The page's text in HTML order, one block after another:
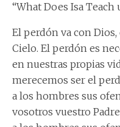
“What Does Isa Teach
El perdón va con
Cielo. El perdón es
en nuestras propias
merecemos ser el
a los hombres sus
vosotros vuestro